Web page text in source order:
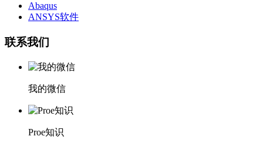
Abaqus
ANSYS软件
联系我们
我的微信
Proe知识